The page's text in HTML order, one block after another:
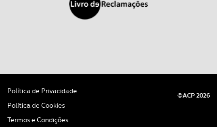
Política de Privacidade
Política de Cookies
Termos e Condições
©ACP 2026